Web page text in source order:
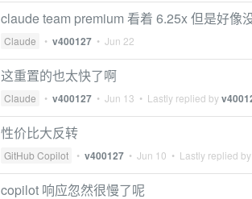
claude team premium 看着 6.25x 但是好像
Claude • v400127 • Jun 22
这重置的也太快了啊
Claude • v400127 • Jun 13 • Lastly replied by
性价比大反转
GitHub Copilot • v400127 • Jun 10 • Lastly replied by
copilot 响应忽然很慢了呢